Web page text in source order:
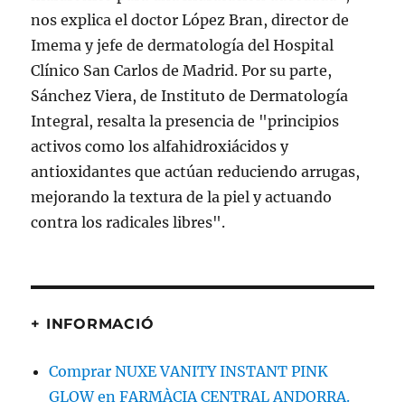
+ INFORMACIÓ
Comprar NUXE VANITY INSTANT PINK
GLOW en FARMÀCIA CENTRAL ANDORRA.